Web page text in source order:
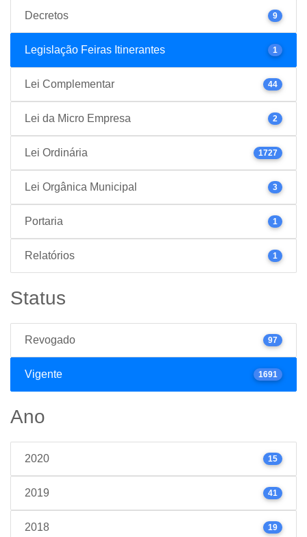
Decretos 9
Legislação Feiras Itinerantes 1
Lei Complementar 44
Lei da Micro Empresa 2
Lei Ordinária 1727
Lei Orgânica Municipal 3
Portaria 1
Relatórios 1
Status
Revogado 97
Vigente 1691
Ano
2020 15
2019 41
2018 19